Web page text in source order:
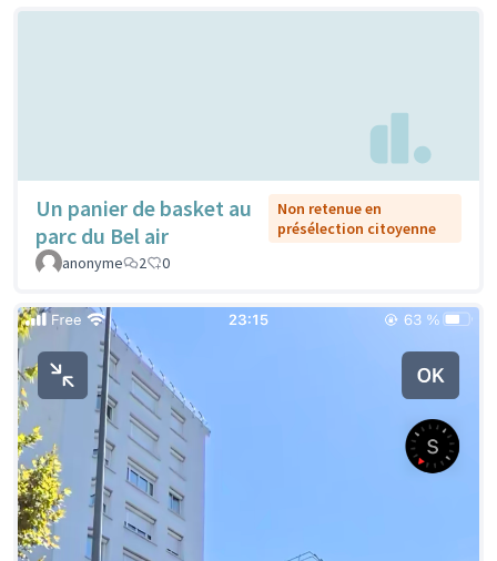
Un panier de basket au
parc du Bel air
Non retenue en
présélection citoyenne
anonyme
2 0